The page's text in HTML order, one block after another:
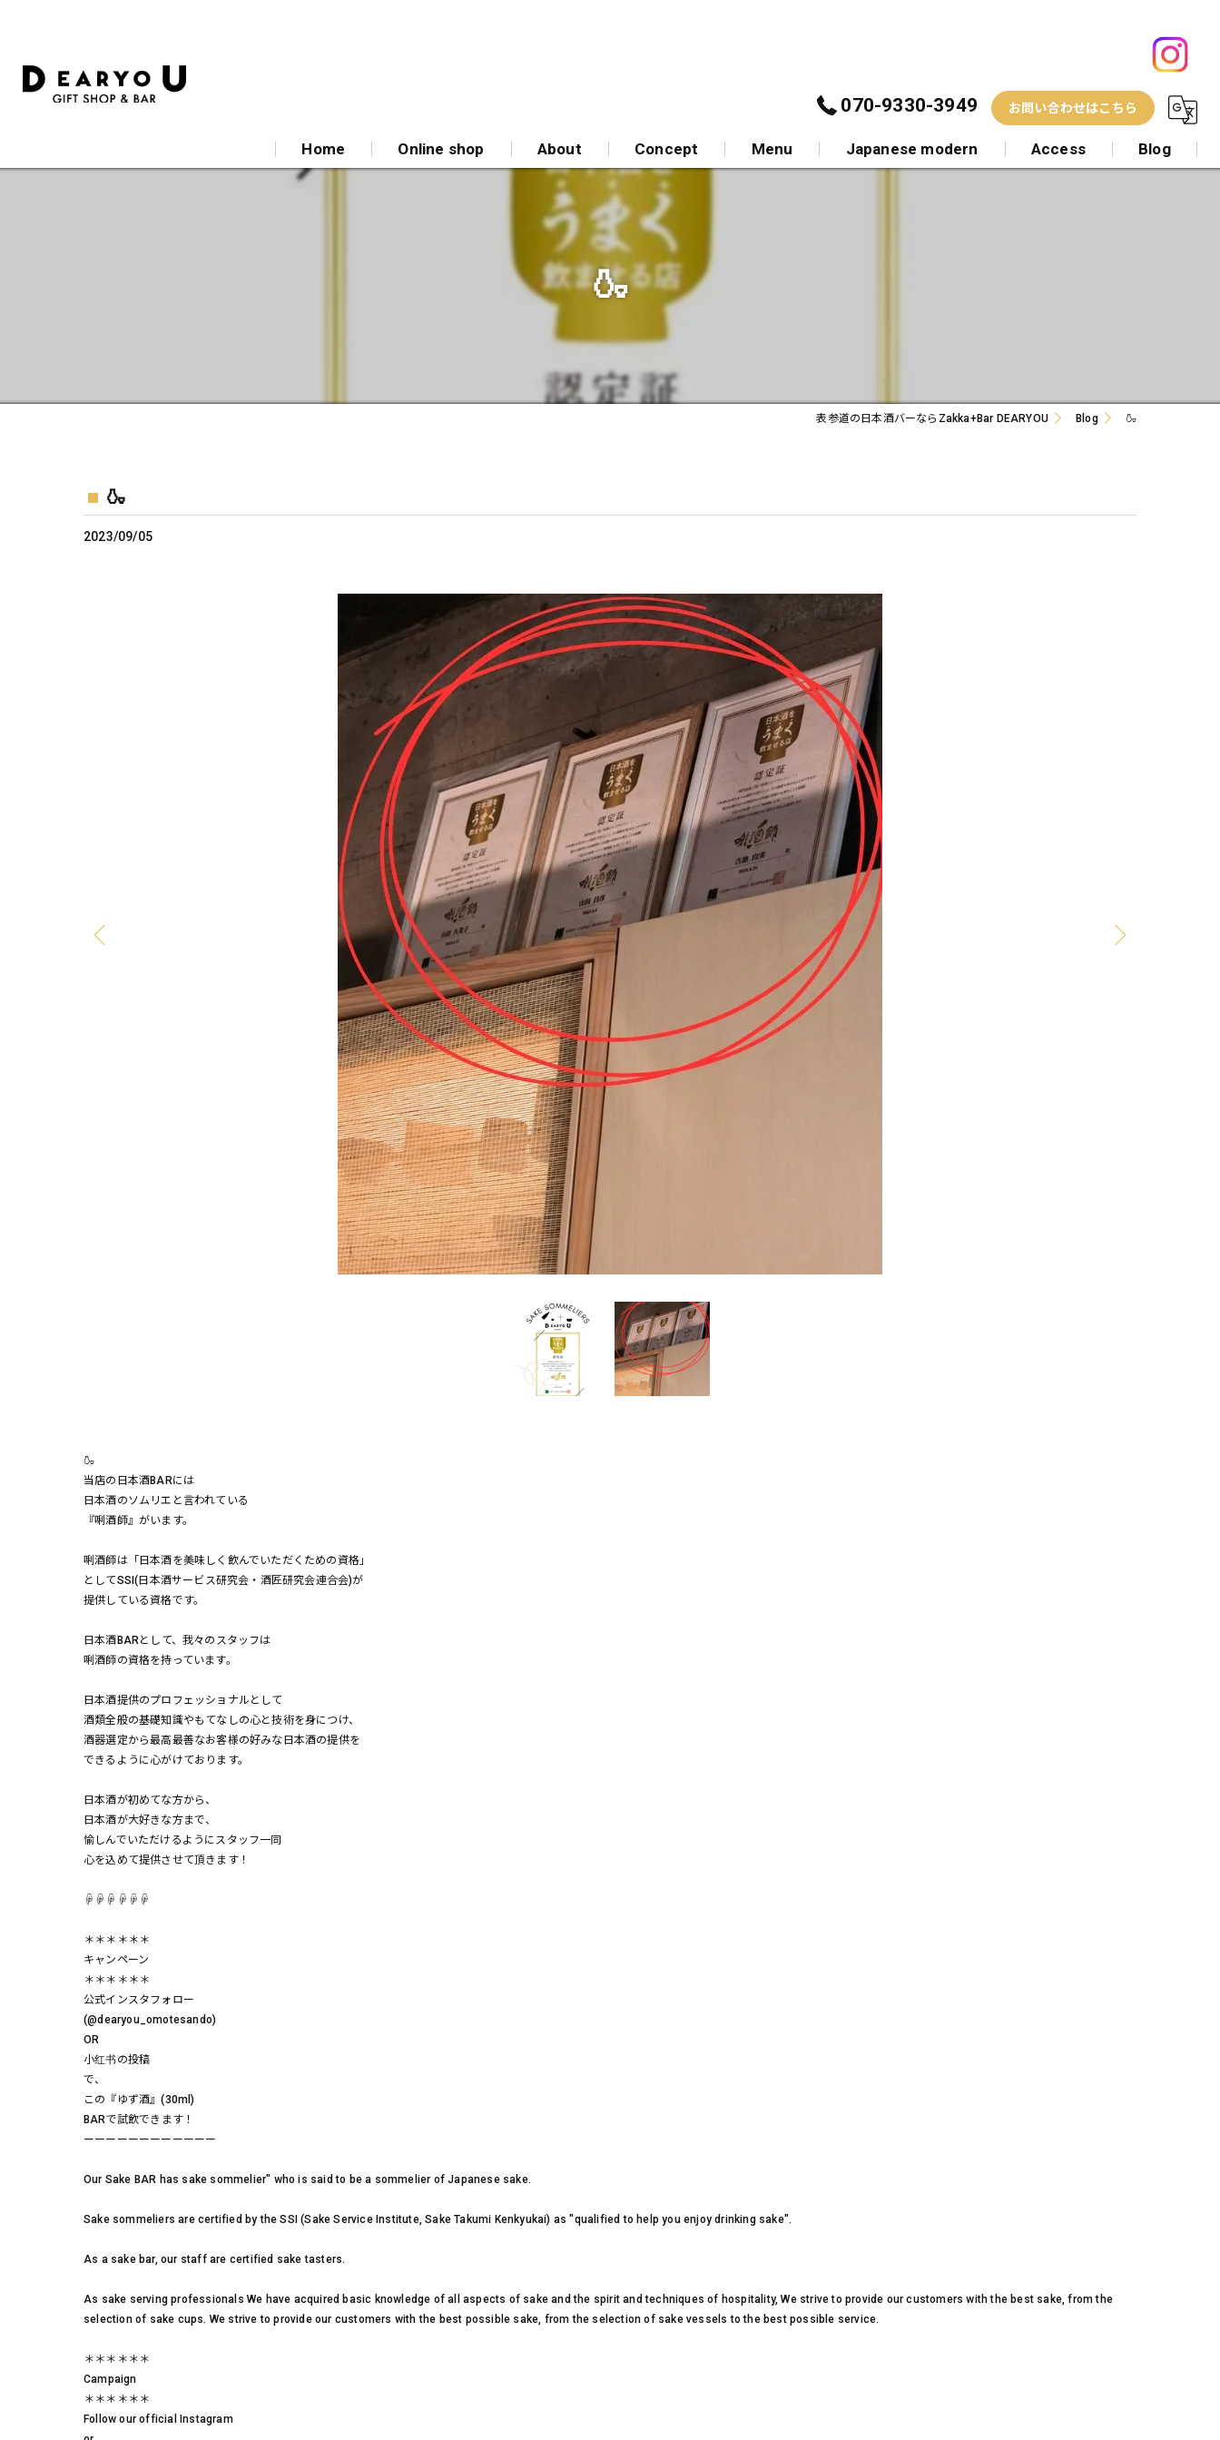
070-9330-3949 お問い合わせはこちら
Home Online shop About Concept Menu Japanese modern Access Blog
🍶
表参道の日本酒バーならZakka+Bar DEARYOU Blog 🍶
🍶
2023/09/05
🍶
当店の日本酒BARには
日本酒のソムリエと言われている
『唎酒師』がいます。
唎酒師は「日本酒を美味しく飲んでいただくための資格」
としてSSI(日本酒サービス研究会・酒匠研究会連合会)が
提供している資格です。
日本酒BARとして、我々のスタッフは
唎酒師の資格を持っています。
日本酒提供のプロフェッショナルとして
酒類全般の基礎知識やもてなしの心と技術を身につけ、
酒器選定から最高最善なお客様の好みな日本酒の提供を
できるように心がけております。
日本酒が初めてな方から、
日本酒が大好きな方まで、
愉しんでいただけるようにスタッフ一同
心を込めて提供させて頂きます！
☟☟☟☟☟☟
＊＊＊＊＊＊
キャンペーン
＊＊＊＊＊＊
公式インスタフォロー
(@dearyou_omotesando)
OR
小红书の投稿
で、
この『ゆず酒』(30ml)
BARで試飲できます！
ーーーーーーーーーーーー
Our Sake BAR has sake sommelier" who is said to be a sommelier of Japanese sake.
Sake sommeliers are certified by the SSI (Sake Service Institute, Sake Takumi Kenkyukai) as "qualified to help you enjoy drinking sake".
As a sake bar, our staff are certified sake tasters.
As sake serving professionals We have acquired basic knowledge of all aspects of sake and the spirit and techniques of hospitality, We strive to provide our customers with the best sake, from the
selection of sake cups. We strive to provide our customers with the best possible sake, from the selection of sake vessels to the best possible service.
＊＊＊＊＊＊
Campaign
＊＊＊＊＊＊
Follow our official Instagram